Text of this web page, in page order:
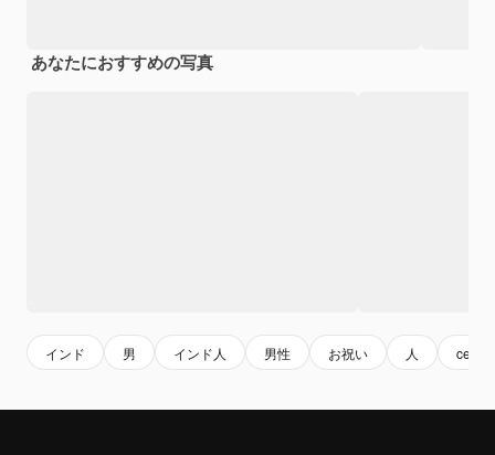
あなたにおすすめの写真
インド 男 インド人 男性 お祝い 人